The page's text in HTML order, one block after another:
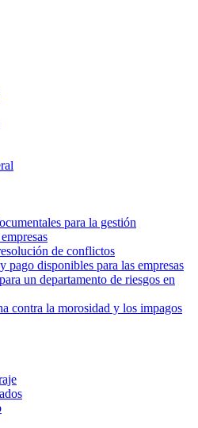
para la gestión
de conflictos
pago disponibles para las empresas
un departamento de riesgos en
contra la morosidad y los impagos